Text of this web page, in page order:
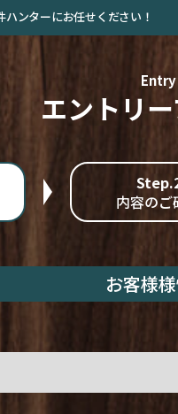
ンターにお任せください！
Entry
エントリ
内容のご
お客様